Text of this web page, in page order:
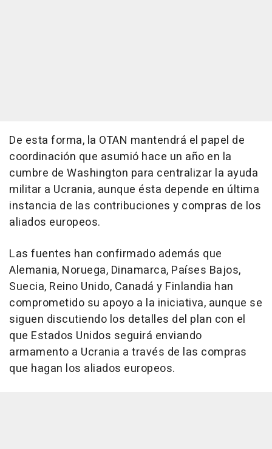
De esta forma, la OTAN mantendrá el papel de
coordinación que asumió hace un año en la
cumbre de Washington para centralizar la ayuda
militar a Ucrania, aunque ésta depende en última
instancia de las contribuciones y compras de los
aliados europeos.
Las fuentes han confirmado además que
Alemania, Noruega, Dinamarca, Países Bajos,
Suecia, Reino Unido, Canadá y Finlandia han
comprometido su apoyo a la iniciativa, aunque se
siguen discutiendo los detalles del plan con el
que Estados Unidos seguirá enviando
armamento a Ucrania a través de las compras
que hagan los aliados europeos.